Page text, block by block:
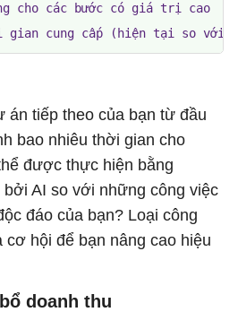
cho các bước có giá trị cao
gian cung cấp (hiện tại so với
án tiếp theo của bạn từ đầu
bao nhiêu thời gian cho
được thực hiện bằng
AI so với những công việc
đáo của bạn? Loại công
cơ hội để bạn nâng cao hiệu
doanh thu